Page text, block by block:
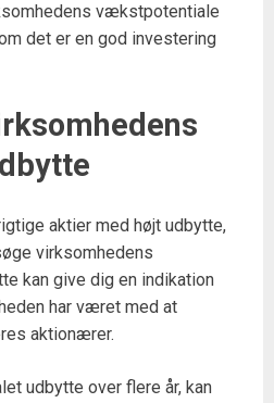
vækstpotentiale
det er en god investering
aktier med højt udbytte,
virksomhedens
kan give dig en indikation
har været med at
aktionærer.
udbytte over flere år, kan